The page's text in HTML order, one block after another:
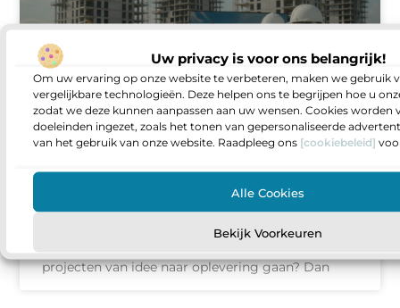
Uw privacy is voor ons belangrijk!
Om uw ervaring op onze website te verbeteren, maken we gebruik
vergelijkbare technologieën. Deze helpen ons te begrijpen hoe u
zodat we deze kunnen aanpassen aan uw wensen. Cookies worden
doeleinden ingezet, zoals het tonen van gepersonaliseerde
van het gebruik van onze website. Raadpleeg ons [cookiebeleid]
Alle Cookies
Bekijk Voorkeuren
Sta je op een punt waarop je meer invloed wilt
projecten van idee naar oplevering gaan? Dan